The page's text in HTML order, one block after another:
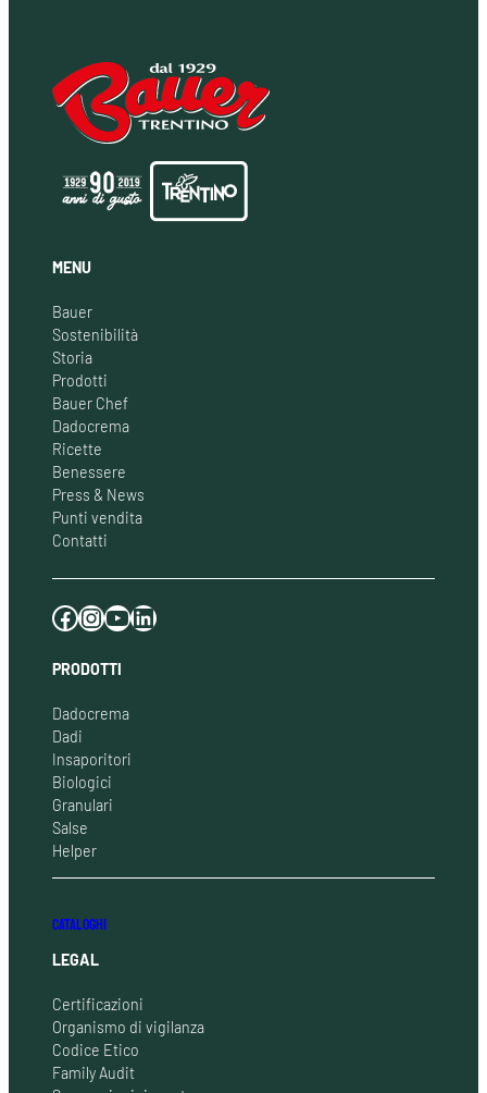
MENU
Bauer
Sostenibilità
Storia
Prodotti
Bauer Chef
Dadocrema
Ricette
Benessere
Press & News
Punti vendita
Contatti
Facebook Instagram YouTube LinkedIn
PRODOTTI
Dadocrema
Dadi
Insaporitori
Biologici
Granulari
Salse
Helper
CATALOGHI
LEGAL
Certificazioni
Organismo di vigilanza
Codice Etico
Family Audit